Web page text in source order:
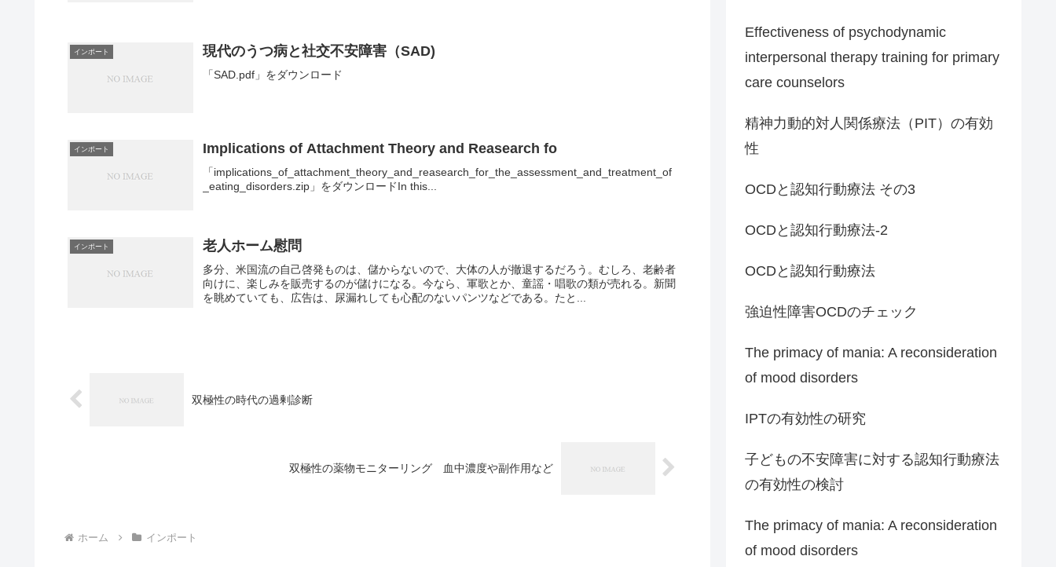
インポート 現代のうつ病と社交不安障害（SAD)
「SAD.pdf」をダウンロード
インポート Implications of Attachment Theory and Reasearch fo
「implications_of_attachment_theory_and_reasearch_for_the_assessment_and_treatment_of
_eating_disorders.zip」をダウンロードIn this...
インポート 老人ホーム慰問
多分、米国流の自己啓発ものは、儲からないので、大体の人が撤退するだろう。むしろ、老齢者
向けに、楽しみを販売するのが儲けになる。今なら、軍歌とか、童謡・唱歌の類が売れる。新聞
を眺めていても、広告は、尿漏れしても心配のないパンツなどである。たと...
双極性の時代の過剰診断
双極性の薬物モニターリング 血中濃度や副作用など
ホーム インポート
Effectiveness of psychodynamic
interpersonal therapy training for primary
care counselors
精神力動的対人関係療法（PIT）の有効
性
OCDと認知行動療法 その3
OCDと認知行動療法-2
OCDと認知行動療法
強迫性障害OCDのチェック
The primacy of mania: A reconsideration
of mood disorders
IPTの有効性の研究
子どもの不安障害に対する認知行動療法
の有効性の検討
The primacy of mania: A reconsideration
of mood disorders